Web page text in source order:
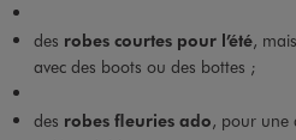
des robes courtes pour l’été,
avec des boots ou des bottes ;
des robes fleuries ado, pour une